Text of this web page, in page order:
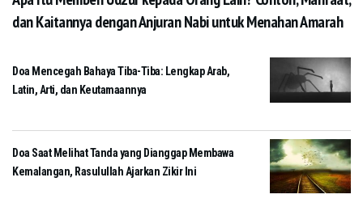
dan Kaitannya dengan Anjuran Nabi untuk Menahan Amarah
Doa Mencegah Bahaya Tiba-Tiba: Lengkap Arab,
Latin, Arti, dan Keutamaannya
Doa Saat Melihat Tanda yang Dianggap Membawa
Kemalangan, Rasulullah Ajarkan Zikir Ini